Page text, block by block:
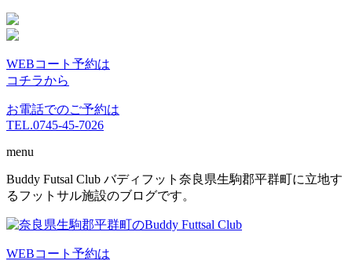
WEBコート予約は
コチラから
お電話でのご予約は
TEL.0745-45-7026
menu
コ
ン
ン
Buddy Futsal Club バディフット奈良県生駒郡平群町に立地す
るフットサル施設のブログです。
WEBコート予約は